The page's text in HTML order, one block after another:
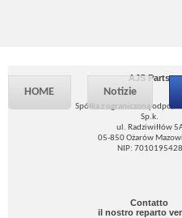
HOME Notizie
AJS Parts
Spółka z ograniczoną
Sp.k.
ul. Radziwiłłów
05-850 Ożarów
NIP: 7010195428
Contatto
il nostro reparto